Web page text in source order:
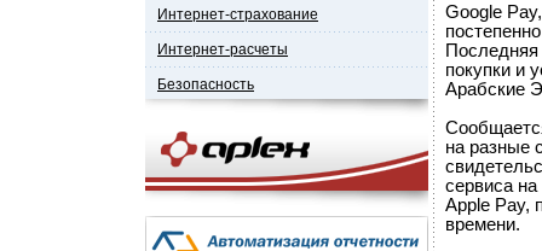
Интернет-страхование
Интернет-расчеты
Безопасность
Google
Последняя
покупки и
Арабские
на разные
сервиса
Apple Pay,
времени.